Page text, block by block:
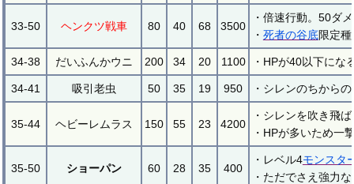
33-50 ヘンクツ戦車 80 40 68 3500
・倍速行動。50ダ
・ 死者の谷底限定
34-38 だいふんかウニ 200 34 20 1100 ・HPが40以下にな
34-41 吸引老虫 50 35 19 950 ・シレンのちから
35-44 ヘビーレムラス 150 55 23 4200
・シレンを吹き飛
・HPが多いため一
35-50 ショーパン 60 28 35 400
・レベル4モンスタ
・ただでさえ強力